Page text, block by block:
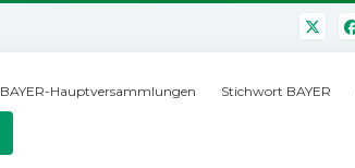
BAYER-Hauptversammlungen Stichwort BAYER